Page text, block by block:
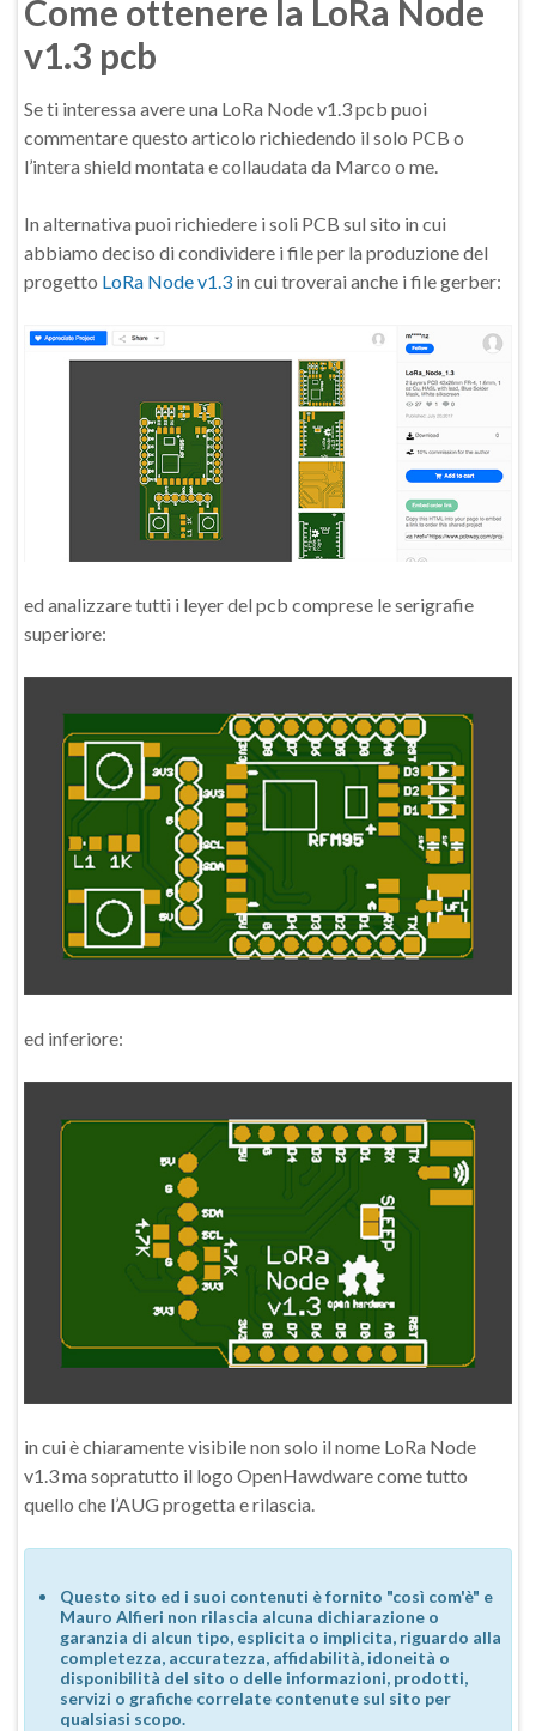
Come ottenere la LoRa Node
v1.3 pcb
Se ti interessa avere una LoRa Node v1.3 pcb puoi
commentare questo articolo richiedendo il solo PCB o
l’intera shield montata e collaudata da Marco o me.
In alternativa puoi richiedere i soli PCB sul sito in cui
abbiamo deciso di condividere i file per la produzione del
progetto LoRa Node v1.3 in cui troverai anche i file gerber:
ed analizzare tutti i leyer del pcb comprese le serigrafie
superiore:
ed inferiore:
in cui è chiaramente visibile non solo il nome LoRa Node
v1.3 ma sopratutto il logo OpenHawdware come tutto
quello che l’AUG progetta e rilascia.
Questo sito ed i suoi contenuti è fornito "così com'è" e
Mauro Alfieri non rilascia alcuna dichiarazione o
garanzia di alcun tipo, esplicita o implicita, riguardo alla
completezza, accuratezza, affidabilità, idoneità o
disponibilità del sito o delle informazioni, prodotti,
servizi o grafiche correlate contenute sul sito per
qualsiasi scopo.